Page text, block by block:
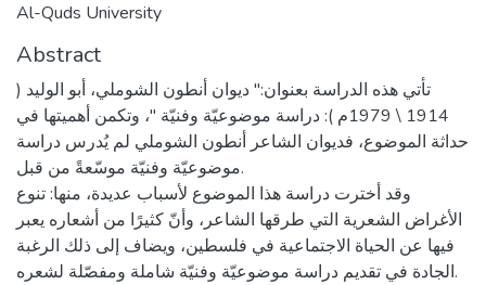
Al-Quds University
Abstract
تأتي هذه الدراسة بعنوان:" ديوان أنطون الشوملي، أبو الوليد (
1914 \ 1979م ): دراسة موضوعيّة وفنيّة "، وتكمن أهميتها في
حداثة الموضوع، فديوان الشاعر أنطون الشوملي لم يُدرس دراسة
موضوعيّة وفنيّة موسّعةً من قبل.
وقد أخترت دراسة هذا الموضوع لأسباب عديدة، منها: تنوع
الأغراض الشعرية التي طرقها الشاعر، وأنّ كثيرًا من أشعاره يعبر
فيها عن الحياة الاجتماعية في فلسطين، ويضاف إلى ذلك الرغبة
الجادة في تقديم دراسة موضوعيّة وفنيّة شاملة ومفصّلة لشعره.